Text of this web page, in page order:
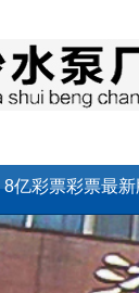
8亿彩票彩票最
网站地图